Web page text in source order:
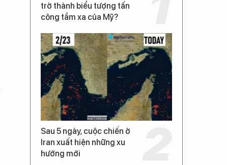
trở thành biểu tượng tấn
công tầm xa của Mỹ?
Sau 5 ngày, cuộc chiến ở
Iran xuất hiện những xu
hướng mới